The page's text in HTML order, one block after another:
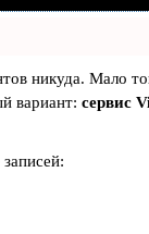
никуда. Мало
вариант: сервис